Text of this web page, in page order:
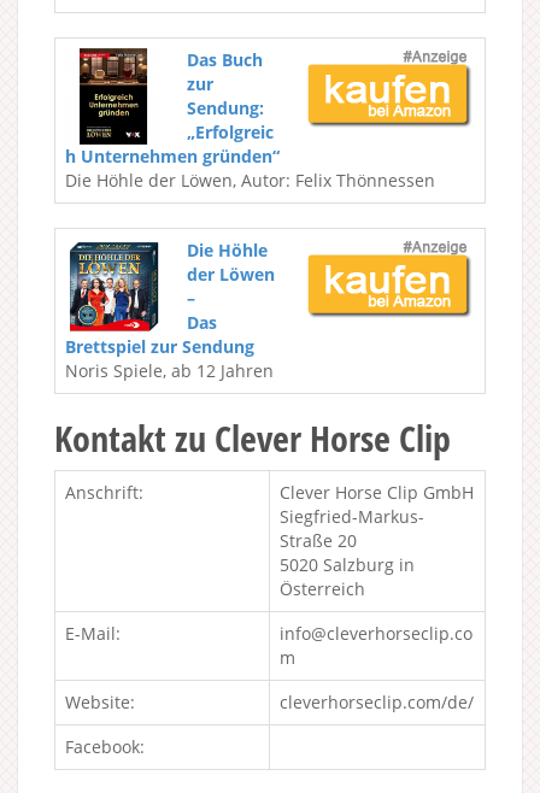
Das Buch
zur
Sendung:
„Erfolgreic
h Unternehmen gründen“
Die Höhle der Löwen, Autor: Felix Thönnessen
Die Höhle
der Löwen
–
Das
Brettspiel zur Sendung
Noris Spiele, ab 12 Jahren
Kontakt zu Clever Horse Clip
Anschrift:
Clever Horse Clip GmbH
Siegfried-Markus-
Straße 20
5020 Salzburg in
Österreich
E-Mail:
info@cleverhorseclip.co
m
Website:
cleverhorseclip.com/de/
Facebook: